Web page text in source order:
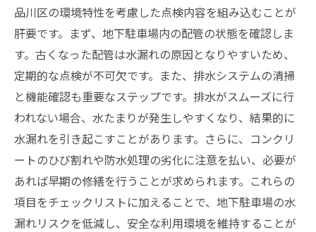
品川区の環境特性を考慮した点検内容を組み込むことが
肝要です。まず、地下駐車場内の配管の状態を確認しま
す。古くなった配管は水漏れの原因となりやすいため、
定期的な点検が不可欠です。また、排水システムの清掃
と機能確認も重要なステップです。排水がスムーズに行
われない場合、水たまりが発生しやすくなり、結果的に
水漏れを引き起こすことがあります。さらに、コンクリ
ートのひび割れや防水処理の劣化に注意を払い、必要が
あれば早期の修繕を行うことが求められます。これらの
項目をチェックリストに加えることで、地下駐車場の水
漏れリスクを低減し、安全な利用環境を維持することが